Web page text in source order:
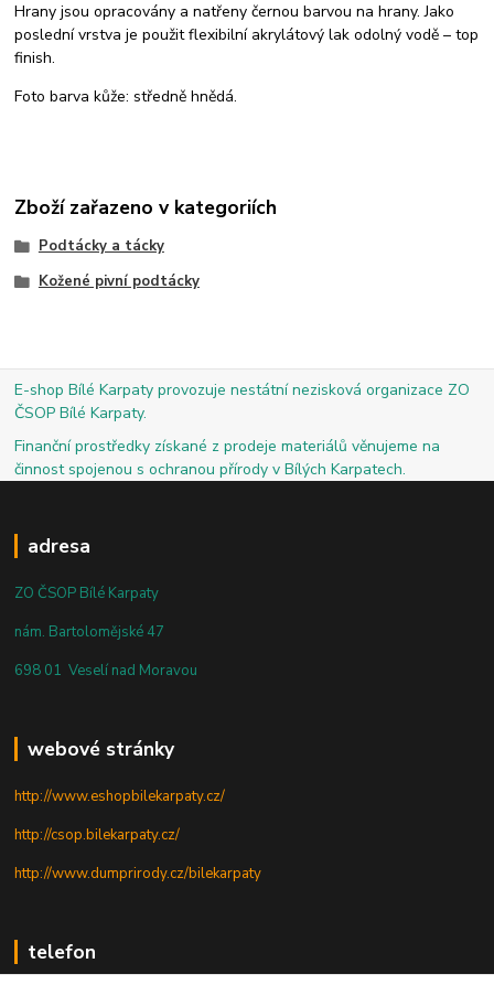
Hrany jsou opracovány a natřeny černou barvou na hrany. Jako
poslední vrstva je použit flexibilní akrylátový lak odolný vodě – top
finish.
Foto barva kůže: středně hnědá.
Zboží zařazeno v kategoriích
Podtácky a tácky
Kožené pivní podtácky
E-shop Bílé Karpaty provozuje nestátní nezisková organizace ZO
ČSOP Bílé Karpaty.
Finanční prostředky získané z prodeje materiálů věnujeme na
činnost spojenou s ochranou přírody v Bílých Karpatech.
adresa
ZO ČSOP Bílé Karpaty
nám. Bartolomějské 47
698 01 Veselí nad Moravou
webové stránky
http://www.eshopbilekarpaty.cz/
http://csop.bilekarpaty.cz/
http://www.dumprirody.cz/bilekarpaty
telefon